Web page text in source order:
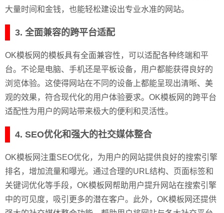
大量时间和金钱，也能轻松建设出专业水准的网站。
3. 全面兼容的跨平台适配
OK模板网的模板具有全面兼容性，可以适配各种终端和平
台。不论是电脑、手机还是平板设备，用户都能获得良好的
浏览体验。这使得网站在不同的设备上都能呈现出清晰、美
观的效果，符合现代化的用户体验要求。OK模板网的跨平台
适配性为用户的网站带来极大的便利和灵活性。
4. SEO优化和强大的社交媒体整合
OK模板网注重SEO优化，为用户的网站提供良好的搜索引擎
排名，增加流量和曝光。通过合理的URL结构、页面标签和
关键词优化等手段，OK模板网帮助用户提升网站在搜索引擎
中的可见度，吸引更多的潜在客户。此外，OK模板网还提供